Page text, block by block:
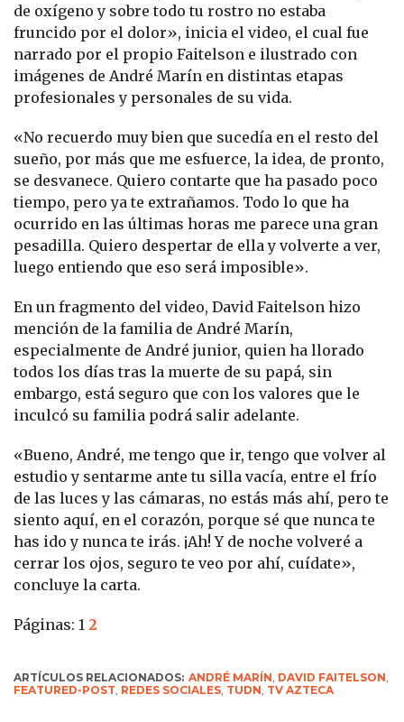
de oxígeno y sobre todo tu rostro no estaba
fruncido por el dolor», inicia el video, el cual fue
narrado por el propio Faitelson e ilustrado con
imágenes de André Marín en distintas etapas
profesionales y personales de su vida.
«No recuerdo muy bien que sucedía en el resto del
sueño, por más que me esfuerce, la idea, de pronto,
se desvanece. Quiero contarte que ha pasado poco
tiempo, pero ya te extrañamos. Todo lo que ha
ocurrido en las últimas horas me parece una gran
pesadilla. Quiero despertar de ella y volverte a ver,
luego entiendo que eso será imposible».
En un fragmento del video, David Faitelson hizo
mención de la familia de André Marín,
especialmente de André junior, quien ha llorado
todos los días tras la muerte de su papá, sin
embargo, está seguro que con los valores que le
inculcó su familia podrá salir adelante.
«Bueno, André, me tengo que ir, tengo que volver al
estudio y sentarme ante tu silla vacía, entre el frío
de las luces y las cámaras, no estás más ahí, pero te
siento aquí, en el corazón, porque sé que nunca te
has ido y nunca te irás. ¡Ah! Y de noche volveré a
cerrar los ojos, seguro te veo por ahí, cuídate»,
concluye la carta.
Páginas:1 2
ARTÍCULOS RELACIONADOS: ANDRÉ MARÍN, DAVID FAITELSON,
FEATURED-POST, REDES SOCIALES, TUDN, TV AZTECA